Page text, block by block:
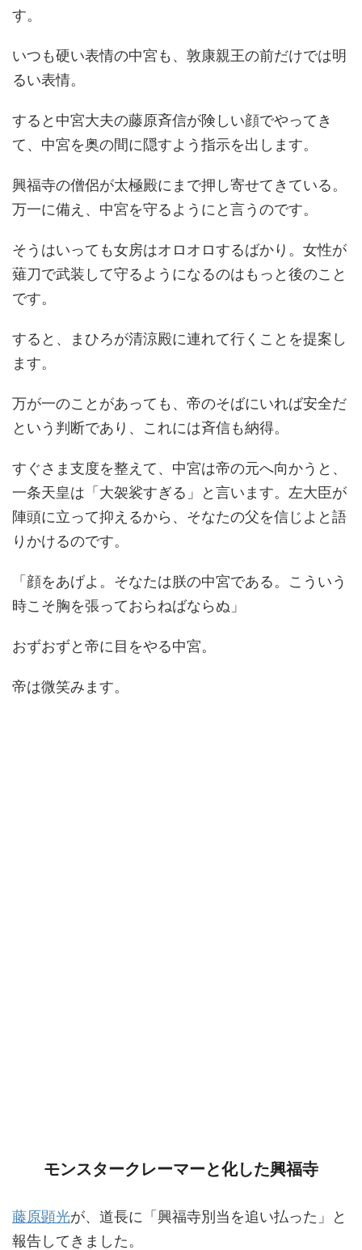
す。
いつも硬い表情の中宮も、敦康親王の前だけでは明
るい表情。
すると中宮大夫の藤原斉信が険しい顔でやってき
て、中宮を奥の間に隠すよう指示を出します。
興福寺の僧侶が太極殿にまで押し寄せてきている。
万一に備え、中宮を守るようにと言うのです。
そうはいっても女房はオロオロするばかり。女性が
薙刀で武装して守るようになるのはもっと後のこと
です。
すると、まひろが清涼殿に連れて行くことを提案し
ます。
万が一のことがあっても、帝のそばにいれば安全だ
という判断であり、これには斉信も納得。
すぐさま支度を整えて、中宮は帝の元へ向かうと、
一条天皇は「大袈裟すぎる」と言います。左大臣が
陣頭に立って抑えるから、そなたの父を信じよと語
りかけるのです。
「顔をあげよ。そなたは朕の中宮である。こういう
時こそ胸を張っておらねばならぬ」
おずおずと帝に目をやる中宮。
帝は微笑みます。
モンスタークレーマーと化した興福寺
藤原顕光が、道長に「興福寺別当を追い払った」と
報告してきました。